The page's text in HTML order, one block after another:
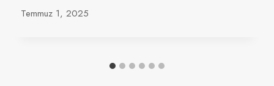
Temmuz 1, 2025